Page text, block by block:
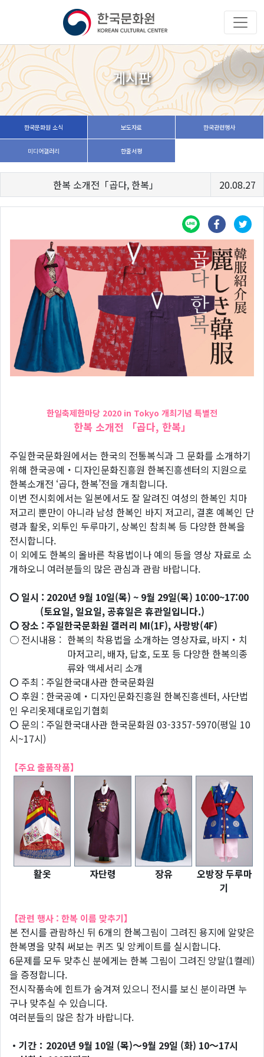
게시판
한국문화원 소식 보도자료 한국관련행사
미디어갤러리 한줄서평
한복 소개전「곱다, 한복」 20.08.27
한일축제한마당 2020 in Tokyo 개최기념 특별전
한복 소개전 「곱다, 한복」
주일한국문화원에서는 한국의 전통복식과 그 문화를 소개하기
위해 한국공예・디자인문화진흥원 한복진흥센터의 지원으로
한복소개전 ‘곱다, 한복’전을 개최합니다.
이번 전시회에서는 일본에서도 잘 알려진 여성의 한복인 치마
저고리 뿐만이 아니라 남성 한복인 바지 저고리, 결혼 예복인 단
령과 활옷, 외투인 두루마기, 상복인 참최복 등 다양한 한복을
전시합니다.
이 외에도 한복의 올바른 착용법이나 예의 등을 영상 자료로 소
개하오니 여러분들의 많은 관심과 관람 바랍니다.
〇 일시 : 2020년 9월 10일(목) ~ 9월 29일(목) 10:00~17:00
(토요일, 일요일, 공휴일은 휴관일입니다.)
〇 장소 : 주일한국문화원 갤러리 MI(1F), 사랑방(4F)
○ 전시내용 : 한복의 착용법을 소개하는 영상자료, 바지・치
마저고리, 배자, 답호, 도포 등 다양한 한복의종
류와 액세서리 소개
〇 주최 : 주일한국대사관 한국문화원
〇 후원 : 한국공예・디자인문화진흥원 한복진흥센터, 사단법
인 우리옷제대로입기협회
〇 문의 : 주일한국대사관 한국문화원 03-3357-5970(평일 10
시~17시)
【주요 출품작품】
활옷 자단령 장유
오방장 두루마
기
【관련 행사 : 한복 이름 맞추기】
본 전시를 관람하신 뒤 6개의 한복그림이 그려진 용지에 알맞은
한복명을 맞춰 써보는 퀴즈 및 앙케이트를 실시합니다.
6문제를 모두 맞추신 분에게는 한복 그림이 그려진 양말(1켤레)
을 증정합니다.
전시작품속에 힌트가 숨겨져 있으니 전시를 보신 분이라면 누
구나 맞추실 수 있습니다.
여러분들의 많은 참가 바랍니다.
・기간：2020년 9월 10일 (목)～9월 29일 (화) 10～17시